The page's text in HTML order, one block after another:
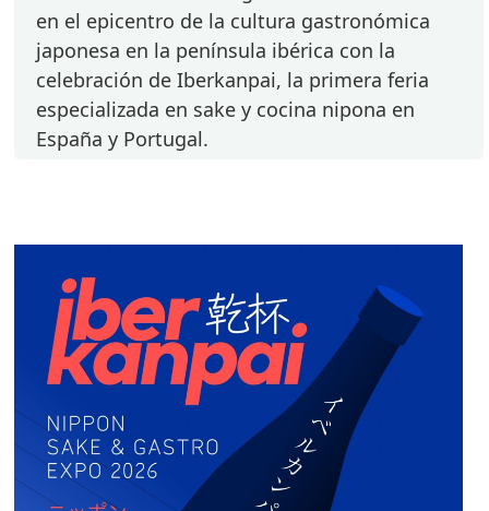
en el epicentro de la cultura gastronómica
japonesa en la península ibérica con la
celebración de Iberkanpai, la primera feria
especializada en sake y cocina nipona en
España y Portugal.